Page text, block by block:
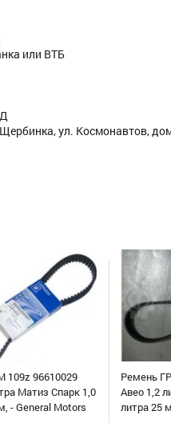
или ВТБ
ул. Космонавтов, дом
109z 96610029
Матиз Спарк 1,0
- General Motors
Ремень
Авео 1,2
литра 25